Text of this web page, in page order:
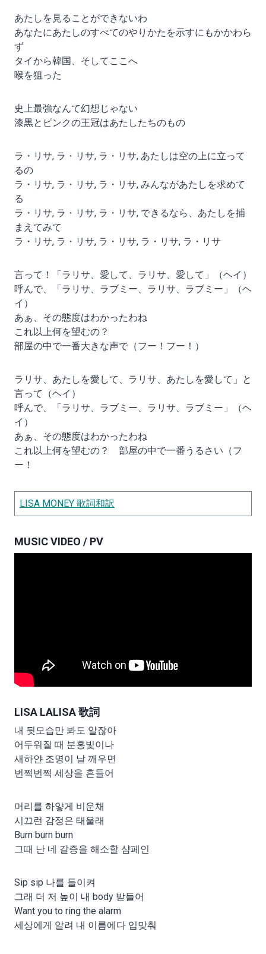
あたしを見ることができないわ
あなたにあたしのすべてのやりかたを示すにもかかわら
ず
タイから韓国、そしてここへ
喉を狙った
史上最強なんて幻想じゃない
漆黒とピンクの王冠はあたしたちのもの
ラ・リサ, ラ・リサ, ラ・リサ, あたしは空の上に立って
るの
ラ・リサ, ラ・リサ, ラ・リサ, みんながあたしを求めて
る
ラ・リサ, ラ・リサ, ラ・リサ, できるなら、あたしを捕
まえてみて
ラ・リサ, ラ・リサ, ラ・リサ, ラ・リサ, ラ・リサ
言って！「ラリサ、愛して、ラリサ、愛して」（ヘイ）
呼んで、「ラリサ、ラブミー、ラリサ、ラブミー」（ヘ
イ）
あぁ、その態度はわかったわね
これ以上何を望むの？
部屋の中で一番大きな声で（フー！フー！）
ラリサ、あたしを愛して、ラリサ、あたしを愛して」と
言って（ヘイ）
呼んで、「ラリサ、ラブミー、ラリサ、ラブミー」（ヘ
イ）
あぁ、その態度はわかったわね
これ以上何を望むの？ 部屋の中で一番うるさい（フ
ー！
LISA MONEY 歌詞和訳
MUSIC VIDEO / PV
LISA LALISA 歌詞
내 뒷모습만 봐도 알잖아
어두워질 때 분홍빛이나
새하얀 조명이 날 깨우면
번쩍번쩍 세상을 흔들어
머리를 하얗게 비운채
시끄런 감정은 태울래
Burn burn burn
그때 난 네 갈증을 해소할 샴페인
Sip sip 나를 들이켜
그래 더 저 높이 내 body 받들어
Want you to ring the alarm
세상에게 알려 내 이름에다 입맞춰